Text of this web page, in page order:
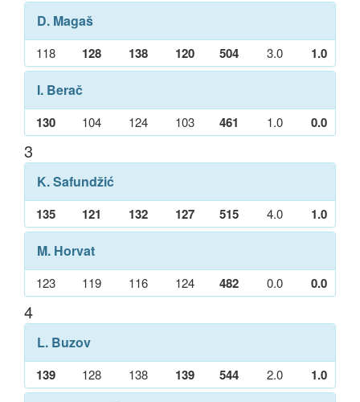
D. Magaš
118 128 138 120 504 3.0 1.0
I. Berač
130 104 124 103 461 1.0 0.0
3
K. Safundžić
135 121 132 127 515 4.0 1.0
M. Horvat
123 119 116 124 482 0.0 0.0
4
L. Buzov
139 128 138 139 544 2.0 1.0